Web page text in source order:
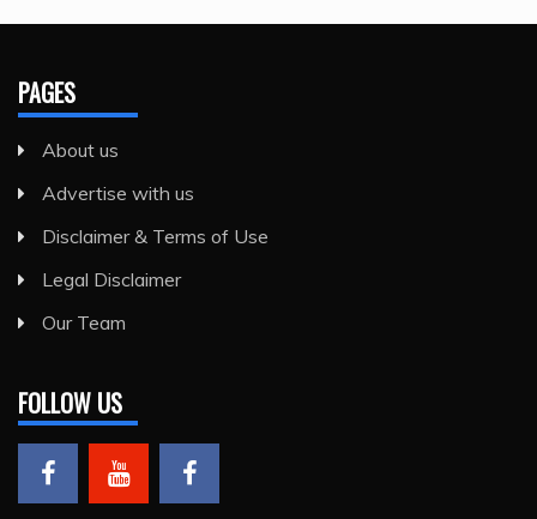
PAGES
About us
Advertise with us
Disclaimer & Terms of Use
Legal Disclaimer
Our Team
FOLLOW US